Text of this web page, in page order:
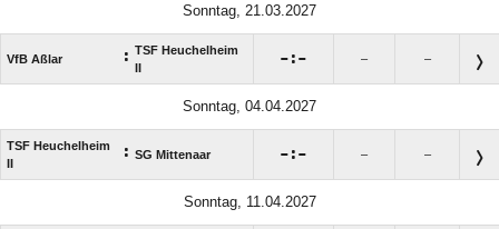
Sonntag, 21.03.2027
VfB Aßlar : TSF Heuchelheim
II
: – –
Sonntag, 04.04.2027
TSF Heuchelheim
II
: SG Mittenaar : – –
Sonntag, 11.04.2027